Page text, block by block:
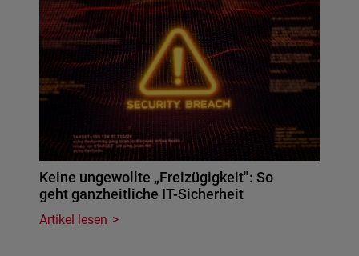
Keine ungewollte „Freizügigkeit": So
geht ganzheitliche IT-Sicherheit
Artikel lesen